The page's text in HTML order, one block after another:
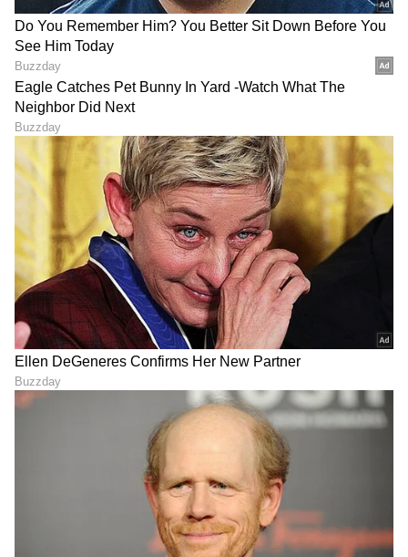
ಪಡೆಯಬಹುದು ಮತ್ತು ನಿಮ್ಮನ್ನು
ರೋಮಾಂಚನಗೊಳಿಸಬಹುದು. ನಿಮ್ಮ ಪ್ರೇಮ ಜೀವನವು
ಸಿಹಿಯಾಗಿರುತ್ತದೆ ಮತ್ತು ನಿಮ್ಮ ಸಂಗಾತಿಗಾಗಿ ನೀವು ವಿಶೇಷ
ಆಶ್ಚರ್ಯವನ್ನು ಸಹ ಯೋಜಿಸಬಹುದು. ಕೆಲಸದಲ್ಲಿ ಹಿರಿಯ
ಅಧಿಕಾರಿಗಳಿಂದ ನಿಮಗೆ ಬೆಂಬಲ ಸಿಗುತ್ತದೆ. ಒಂದು
ವಿಷಯವನ್ನು